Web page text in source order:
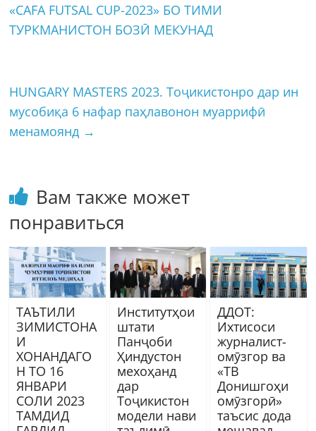
«CAFA FUTSAL CUP-2023» БО ТИМИ
ТУРКМАНИСТОН БОЗӢ МЕКУНАД
HUNGARY MASTERS 2023. Тоҷикистонро дар ин
мусобиқа 6 нафар паҳлавонон муаррифӣ
менамоянд →
Вам также может
понравиться
ТАЪТИЛИ
ЗИМИСТОНА
И
ХОНАНДАГО
Н ТО 16
ЯНВАРИ
СОЛИ 2023
ТАМДИД
Институтҳои
штати
Панҷоби
Ҳиндустон
мехоҳанд
дар
Тоҷикистон
модели нави
ДДОТ:
Ихтисоси
журналист-
омӯзгор ва
«ТВ
Донишгоҳи
омӯзгорӣ»
таъсис дода